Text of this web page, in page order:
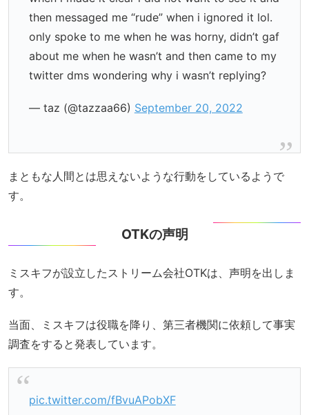
then messaged me “rude” when i ignored it lol.
only spoke to me when he was horny, didn’t gaf
about me when he wasn’t and then came to my
twitter dms wondering why i wasn’t replying?
— taz (@tazzaa66) September 20, 2022
まともな人間とは思えないような行動をしているようで
す。
OTKの声明
ミスキフが設立したストリーム会社OTKは、声明を出しま
す。
当面、ミスキフは役職を降り、第三者機関に依頼して事実
調査をすると発表しています。
pic.twitter.com/fBvuAPobXF